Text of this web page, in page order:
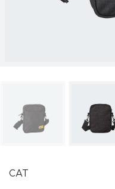
CAT